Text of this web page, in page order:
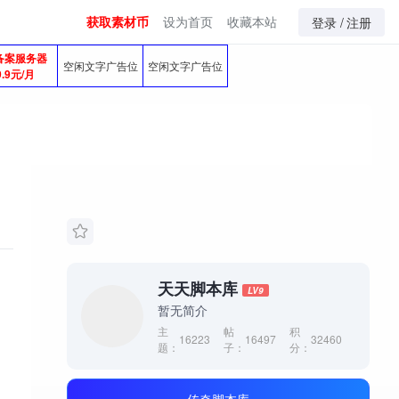
获取素材币 设为首页 收藏本站 登录 /注册
案服务器
元/月
空闲文字广告位 空闲文字广告位
天天脚本库 LV9
暂无简介
主
题：
16223
帖
子：
16497
积
分：
32460